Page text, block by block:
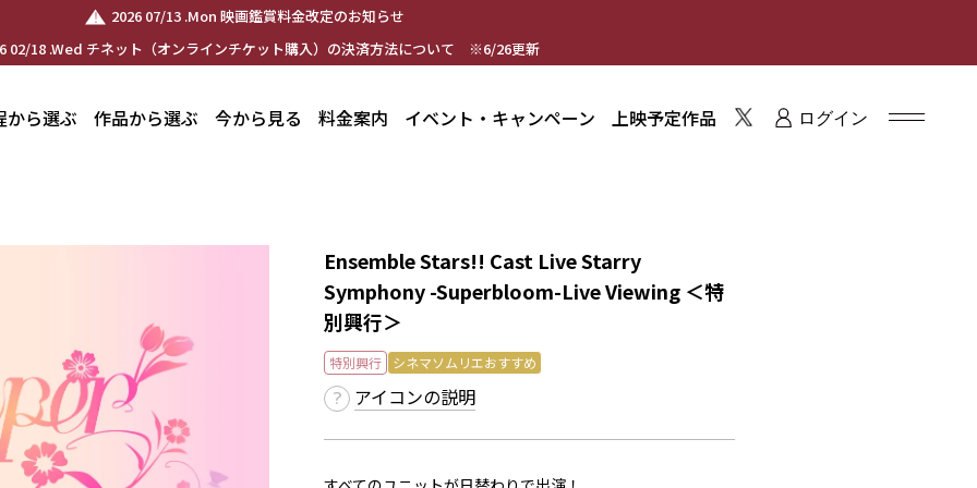
2026 07/13 .Mon 映画鑑賞料金改定のお知らせ
02/18 .Wed チネット（オンラインチケット購入）の決済方法について ※6/26更新
から選ぶ 作品から選ぶ 今から見る 料金案内 イベント・キャンペーン 上映予定作品 ログイン
Ensemble Stars!! Cast Live Starry
Symphony -Superbloom-Live Viewing ＜特
別興行＞
特別興行 シネマソムリエおすすめ
アイコンの説明